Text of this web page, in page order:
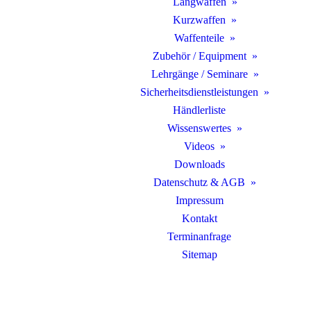
Kurzwaffen
Waffenteile
Zubehör / Equipment
Lehrgänge / Seminare
Sicherheitsdienstleistungen
Händlerliste
Wissenswertes
Videos
Downloads
Datenschutz & AGB
Impressum
Kontakt
Terminanfrage
Sitemap